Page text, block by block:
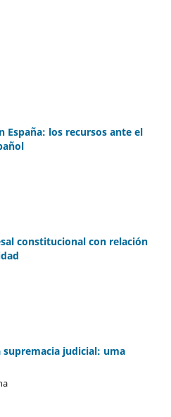
España: los recursos ante el
constitucional con relación
supremacia judicial: uma